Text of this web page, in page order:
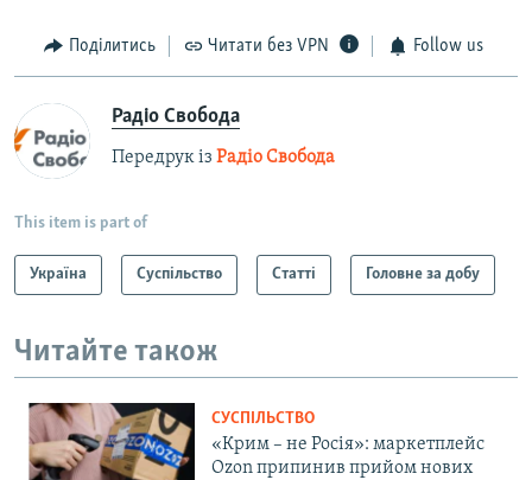
Поділитись Читати без VPN Follow us
Радіо Свобода
Передрук із Радіо Свобода
This item is part of
Україна Суспільство Статті Головне за добу
Читайте також
СУСПІЛЬСТВО
«Крим – не Росія»: маркетплейс
Ozon припинив прийом нових